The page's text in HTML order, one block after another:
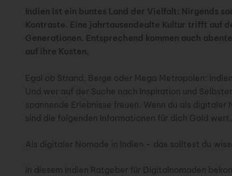
Indien ist ein buntes Land der Vielfalt: Nirgends
Kontraste. Eine jahrtausendealte Kultur trifft auf
Generationen. Entsprechend kommen auch
auf ihre Kosten.
Egal ob Strand, Berge oder Mega Metropolen:
Und wer auf der Suche nach Inspiration und
spannende Erlebnisse freuen. Wenn du als
sind die folgenden Informationen für dich Gold wert.
Als digitaler Nomade in Indien – das solltest du
In diesem Indien Ratgeber für Digitalnomaden